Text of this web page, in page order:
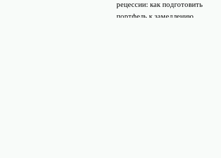
рецессии: как подготовить
портфель к замедлению